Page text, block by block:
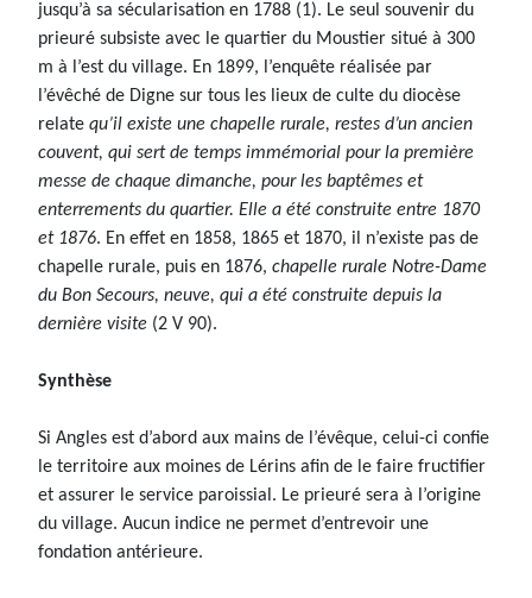
jusqu’à sa sécularisation en 1788 (1). Le seul souvenir du
prieuré subsiste avec le quartier du Moustier situé à 300
m à l’est du village. En 1899, l’enquête réalisée par
l’évêché de Digne sur tous les lieux de culte du diocèse
relate qu’il existe une chapelle rurale, restes d’un ancien
couvent, qui sert de temps immémorial pour la première
messe de chaque dimanche, pour les baptêmes et
enterrements du quartier. Elle a été construite entre 1870
et 1876. En effet en 1858, 1865 et 1870, il n’existe pas de
chapelle rurale, puis en 1876, chapelle rurale Notre-Dame
du Bon Secours, neuve, qui a été construite depuis la
dernière visite (2 V 90).
Synthèse
Si Angles est d’abord aux mains de l’évêque, celui-ci confie
le territoire aux moines de Lérins afin de le faire fructifier
et assurer le service paroissial. Le prieuré sera à l’origine
du village. Aucun indice ne permet d’entrevoir une
fondation antérieure.